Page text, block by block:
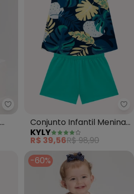
Alakazoo - Conjunto com
Conjunto Infantil Menina
Estampa (Azul Marinho)
KYLY
R$ 39,56R$ 98,90
-60%